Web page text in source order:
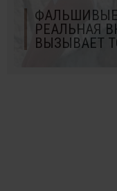
РЕАЛЬНАЯ
ВЫЗЫВАЕТ